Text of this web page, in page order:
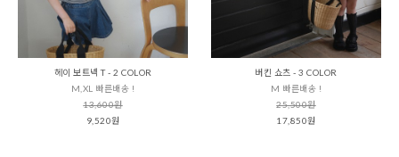
헤이 보트넥 T - 2 COLOR
M,XL 빠른배송 !
13,600원
9,520원
버킨 쇼츠 - 3 COLOR
M 빠른배송 !
25,500원
17,850원